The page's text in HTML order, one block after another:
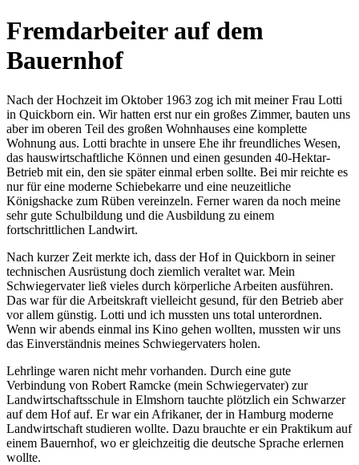
Fremdarbeiter auf dem
Bauernhof
Nach der Hochzeit im Oktober 1963 zog ich mit meiner Frau Lotti
in Quickborn ein. Wir hatten erst nur ein großes Zimmer, bauten uns
aber im oberen Teil des großen Wohnhauses eine komplette
Wohnung aus. Lotti brachte in unsere Ehe ihr freundliches Wesen,
das hauswirtschaftliche Können und einen gesunden 40-Hektar-
Betrieb mit ein, den sie später einmal erben sollte. Bei mir reichte es
nur für eine moderne Schiebekarre und eine neuzeitliche
Königshacke zum Rüben vereinzeln. Ferner waren da noch meine
sehr gute Schulbildung und die Ausbildung zu einem
fortschrittlichen Landwirt.
Nach kurzer Zeit merkte ich, dass der Hof in Quickborn in seiner
technischen Ausrüstung doch ziemlich veraltet war. Mein
Schwiegervater ließ vieles durch körperliche Arbeiten ausführen.
Das war für die Arbeitskraft vielleicht gesund, für den Betrieb aber
vor allem günstig. Lotti und ich mussten uns total unterordnen.
Wenn wir abends einmal ins Kino gehen wollten, mussten wir uns
das Einverständnis meines Schwiegervaters holen.
Lehrlinge waren nicht mehr vorhanden. Durch eine gute
Verbindung von Robert Ramcke (mein Schwiegervater) zur
Landwirtschaftsschule in Elmshorn tauchte plötzlich ein Schwarzer
auf dem Hof auf. Er war ein Afrikaner, der in Hamburg moderne
Landwirtschaft studieren wollte. Dazu brauchte er ein Praktikum auf
einem Bauernhof, wo er gleichzeitig die deutsche Sprache erlernen
wollte.